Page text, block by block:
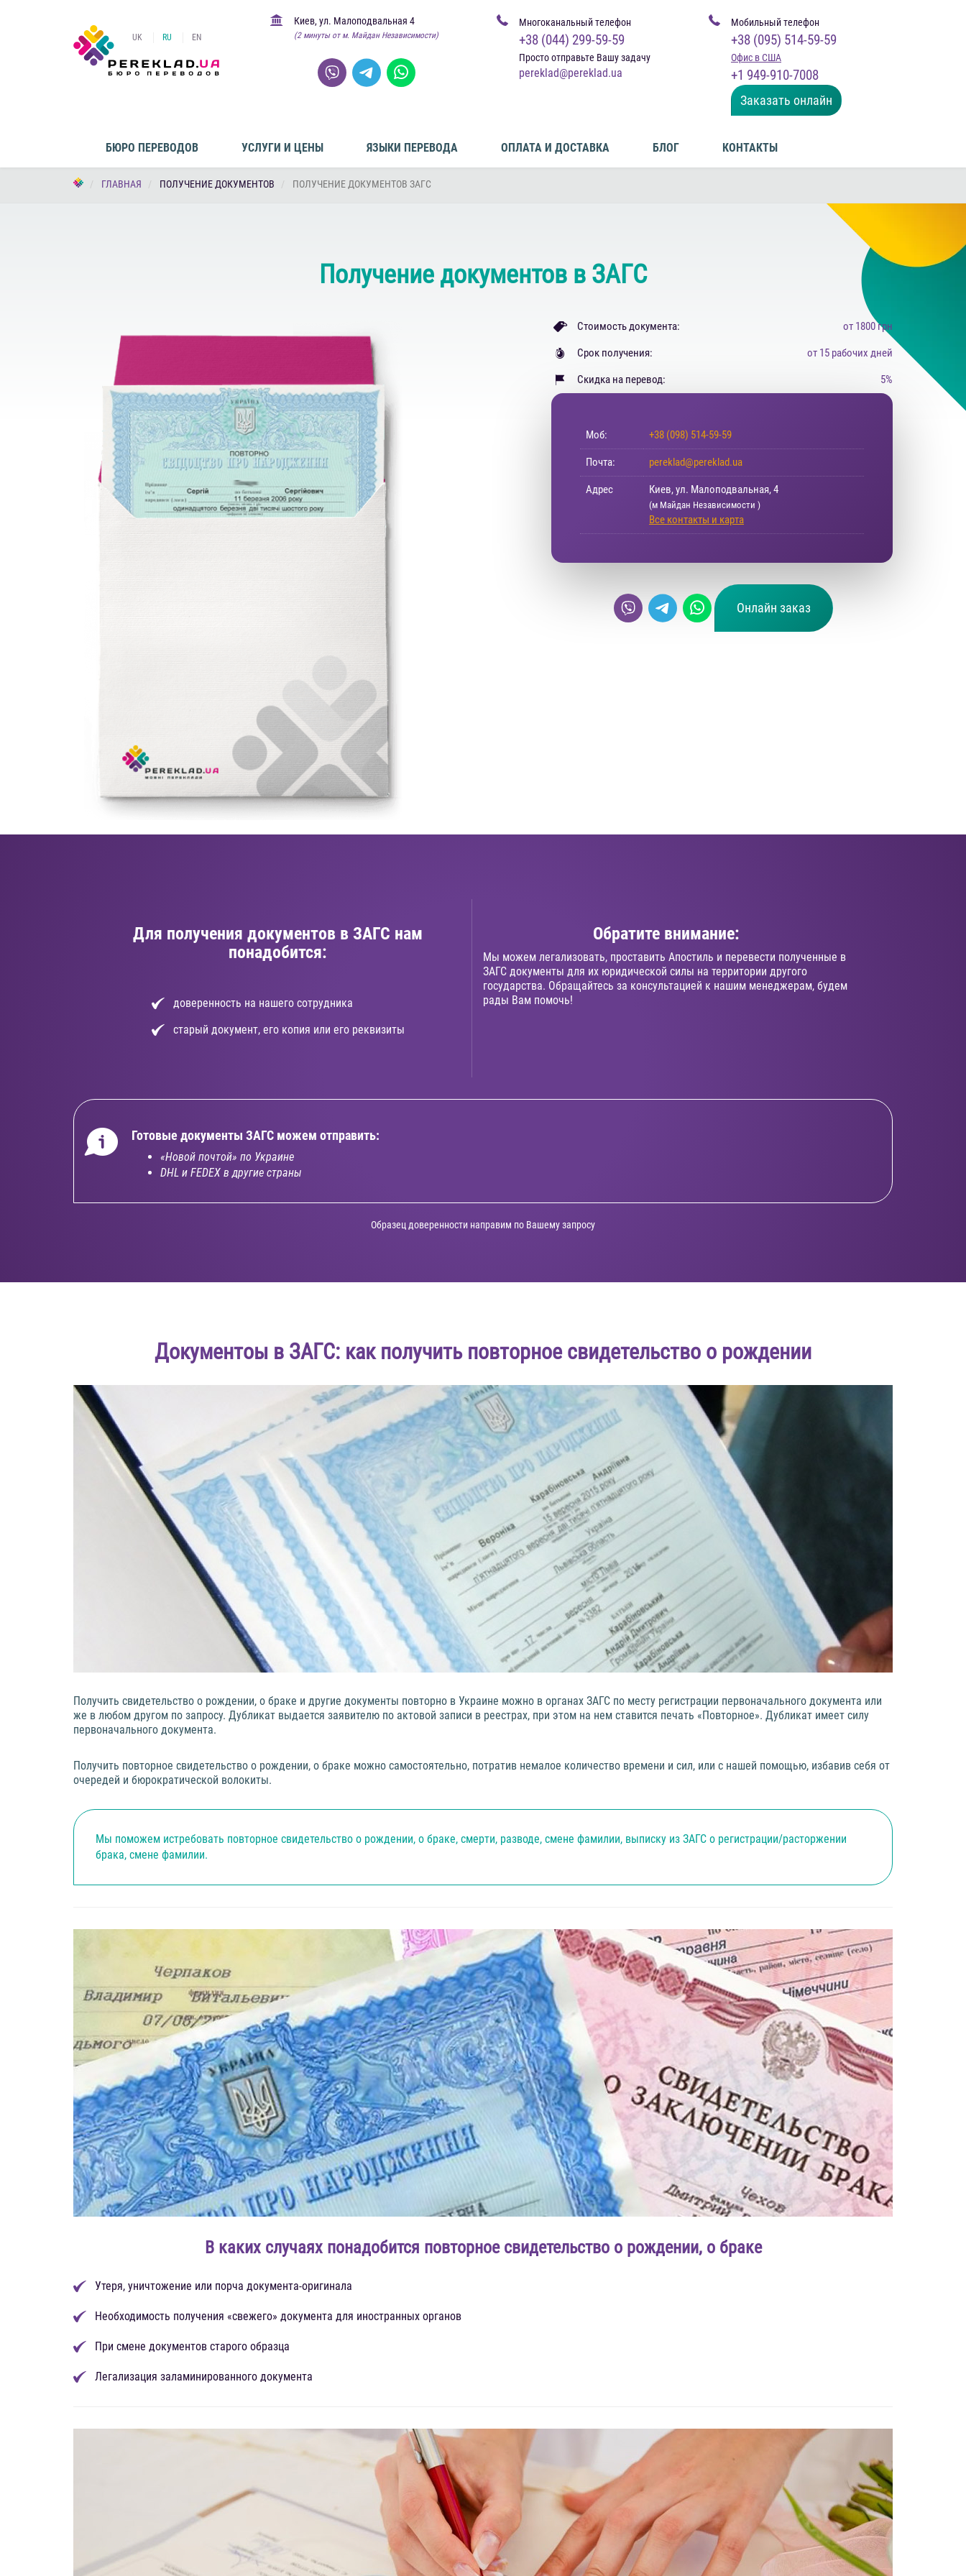
UK RU EN
Киев, ул. Малоподвальная 4
(2 минуты от м. Майдан Независимости)
Многоканальный телефон
+38 (044) 299-59-59
Просто отправьте Вашу задачу
pereklad@pereklad.ua
Мобильный телефон
+38 (095) 514-59-59
Офис в США
+1 949-910-7008
Заказать онлайн
БЮРО ПЕРЕВОДОВ УСЛУГИ И ЦЕНЫ ЯЗЫКИ ПЕРЕВОДА ОПЛАТА И ДОСТАВКА БЛОГ КОНТАКТЫ
ГЛАВНАЯ ПОЛУЧЕНИЕ ДОКУМЕНТОВ ПОЛУЧЕНИЕ ДОКУМЕНТОВ ЗАГС
Получение документов в ЗАГС
Стоимость документа: от 1800 грн
Срок получения: от 15 рабочих дней
Скидка на перевод: 5%
Моб: +38 (098) 514-59-59
Почта: pereklad@pereklad.ua
Адрес Киев, ул. Малоподвальная, 4
(м Майдан Независимости )
Все контакты и карта
Онлайн заказ
Для получения документов в ЗАГС нам
понадобится:
доверенность на нашего сотрудника
старый документ, его копия или его реквизиты
Обратите внимание:
Мы можем легализовать, проставить Апостиль и перевести полученные в
ЗАГС документы для их юридической силы на территории другого
государства. Обращайтесь за консультацией к нашим менеджерам, будем
рады Вам помочь!
Готовые документы ЗАГС можем отправить:
«Новой почтой» по Украине
DHL и FEDEX в другие страны
Образец доверенности направим по Вашему запросу
Документоы в ЗАГС: как получить повторное свидетельство о рождении
Получить свидетельство о рождении, о браке и другие документы повторно в Украине можно в органах ЗАГС по месту регистрации первоначального документа или
же в любом другом по запросу. Дубликат выдается заявителю по актовой записи в реестрах, при этом на нем ставится печать «Повторное». Дубликат имеет силу
первоначального документа.
Получить повторное свидетельство о рождении, о браке можно самостоятельно, потратив немалое количество времени и сил, или с нашей помощью, избавив себя от
очередей и бюрократической волокиты.
Мы поможем истребовать повторное свидетельство о рождении, о браке, смерти, разводе, смене фамилии, выписку из ЗАГС о регистрации/расторжении
брака, смене фамилии.
В каких случаях понадобится повторное свидетельство о рождении, о браке
Утеря, уничтожение или порча документа-оригинала
Необходимость получения «свежего» документа для иностранных органов
При смене документов старого образца
Легализация заламинированного документа